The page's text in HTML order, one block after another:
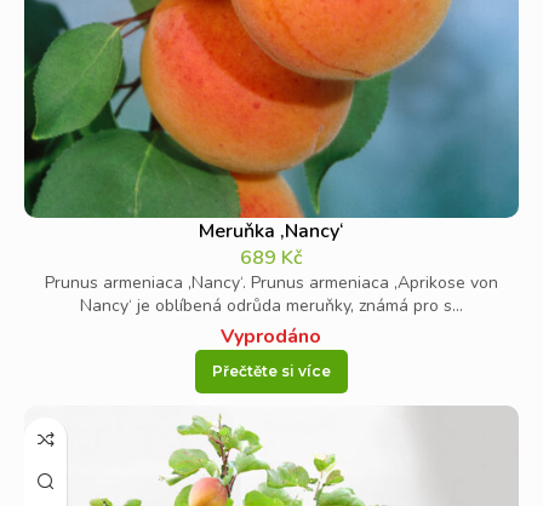
Meruňka ‚Nancy‘
689 Kč
Prunus armeniaca ‚Nancy‘. Prunus armeniaca ‚Aprikose von
Nancy‘ je oblíbená odrůda meruňky, známá pro s...
Vyprodáno
Přečtěte si více